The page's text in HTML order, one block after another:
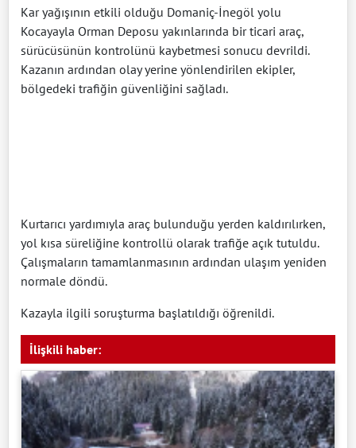
Kar yağışının etkili olduğu Domaniç-İnegöl yolu
Kocayayla Orman Deposu yakınlarında bir ticari araç,
sürücüsünün kontrolünü kaybetmesi sonucu devrildi.
Kazanın ardından olay yerine yönlendirilen ekipler,
bölgedeki trafiğin güvenliğini sağladı.
Kurtarıcı yardımıyla araç bulunduğu yerden kaldırılırken,
yol kısa süreliğine kontrollü olarak trafiğe açık tutuldu.
Çalışmaların tamamlanmasının ardından ulaşım yeniden
normale döndü.
Kazayla ilgili soruşturma başlatıldığı öğrenildi.
İlişkili haber: